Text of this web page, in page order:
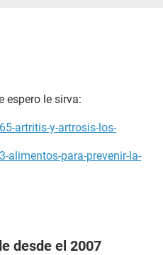
espero le sirva:
artritis-y-artrosis-los-
para-prevenir-la-
desde el 2007